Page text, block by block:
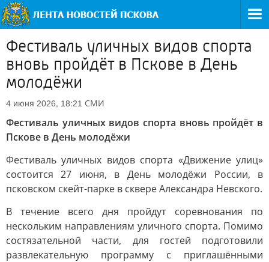
Фестиваль уличных видов спорта
вновь пройдёт в Пскове в День
молодёжи
4 июня 2026, 18:21 СМИ
Фестиваль уличных видов спорта вновь пройдёт в
Пскове в День молодёжи
Фестиваль уличных видов спорта «Движение улиц»
состоится 27 июня, в День молодёжи России, в
псковском скейт-парке в сквере Александра Невского.
В течение всего дня пройдут соревнования по
нескольким направлениям уличного спорта. Помимо
состязательной части, для гостей подготовили
развлекательную программу с приглашёнными